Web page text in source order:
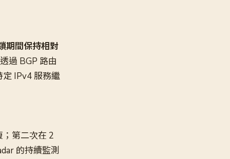
期間保持相對
過 BGP 路由
IPv4 服務繼
第二次在 2
的持續監測